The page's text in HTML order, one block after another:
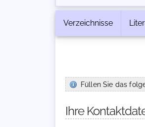
Verzeichnisse
Füllen Sie das
Ihre